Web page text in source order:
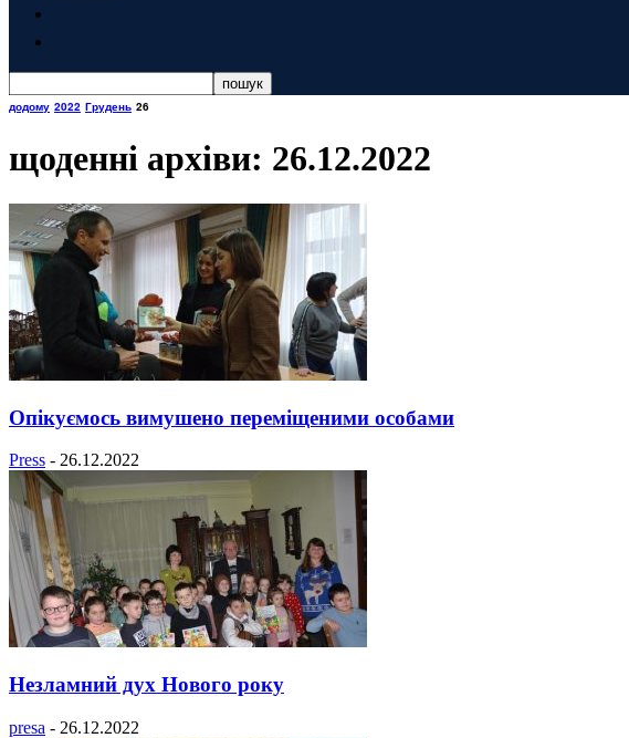
додому 2022 Грудень 26
щоденні архіви: 26.12.2022
Опікуємось вимушено переміщеними особами
Press - 26.12.2022
Незламний дух Нового року
presa - 26.12.2022